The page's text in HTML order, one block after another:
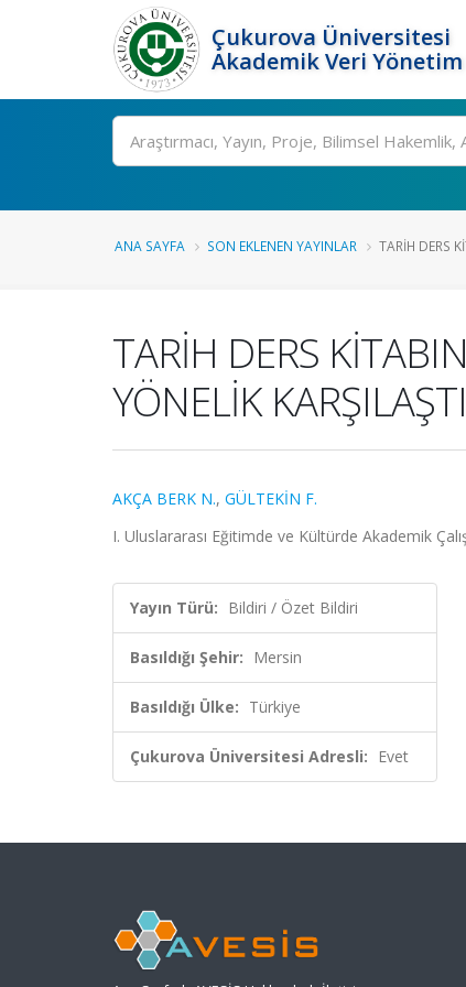
Çukurova Üniversitesi
Akademik Veri
Ara
ANA SAYFA SON EKLENEN YAYINLAR TARİH DERS
TARİH DERS
YÖNELİK
AKÇA BERK N., GÜLTEKİN F.
I. Uluslararası Eğitimde ve Kültürde Akademik
Yayın Türü: Bildiri / Özet Bildiri
Basıldığı Şehir: Mersin
Basıldığı Ülke: Türkiye
Çukurova Üniversitesi Adresli: Evet